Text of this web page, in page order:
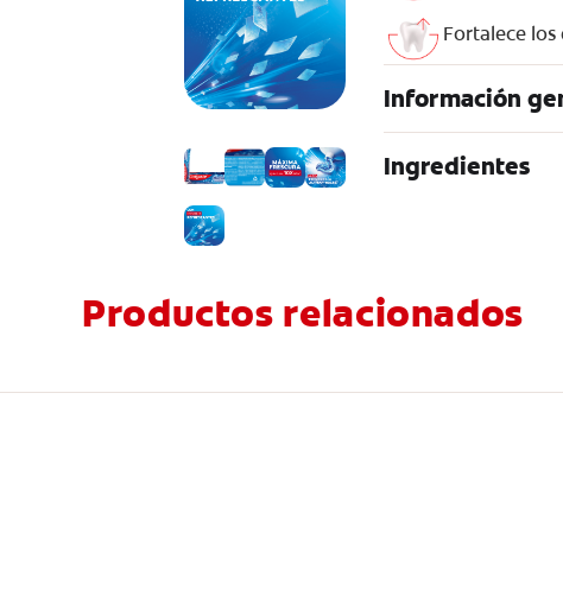
Fortalece los
Información
Ingredientes
Productos relacionados